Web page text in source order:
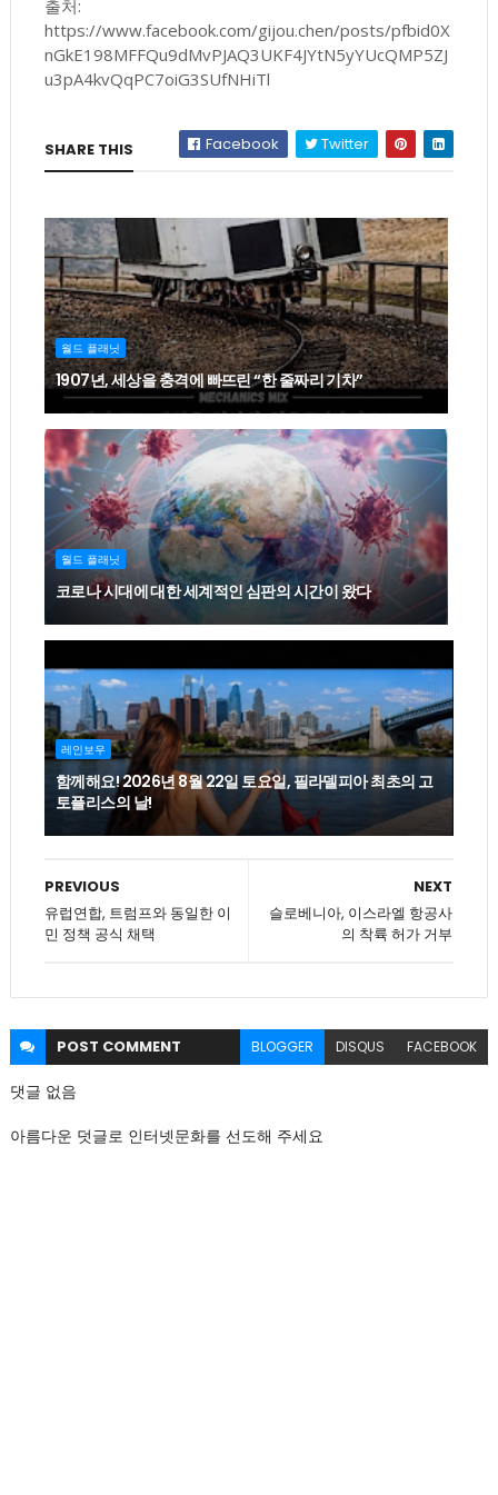
출처:
https://www.facebook.com/gijou.chen/posts/pfbid0X
nGkE198MFFQu9dMvPJAQ3UKF4JYtN5yYUcQMP5ZJ
u3pA4kvQqPC7oiG3SUfNHiTl
SHARE THIS Facebook Twitter
월드 플래닛
1907년, 세상을 충격에 빠뜨린 “한 줄짜리 기차”
월드 플래닛
코로나 시대에 대한 세계적인 심판의 시간이 왔다
레인보우
함께해요! 2026년 8월 22일 토요일, 필라델피아 최초의 고
토플리스의 날!
NEXT
슬로베니아, 이스라엘 항공사
의 착륙 허가 거부
PREVIOUS
유럽연합, 트럼프와 동일한 이
민 정책 공식 채택
POST COMMENT BLOGGER DISQUS FACEBOOK
댓글 없음
아름다운 덧글로 인터넷문화를 선도해 주세요